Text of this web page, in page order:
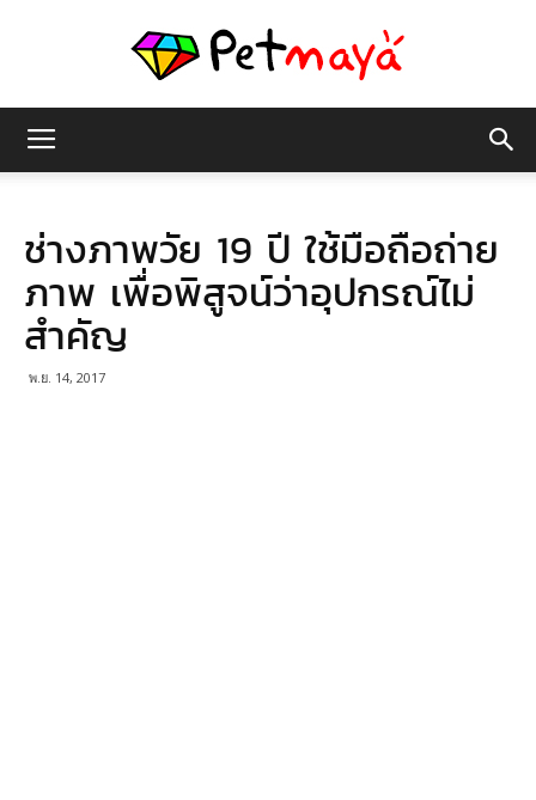
มายา
ช่างภาพวัย 19 ปี ใช้มือถือถ่าย
ภาพ เพื่อพิสูจน์ว่าอุปกรณ์ไม่
สำคัญ
พ.ย. 14, 2017